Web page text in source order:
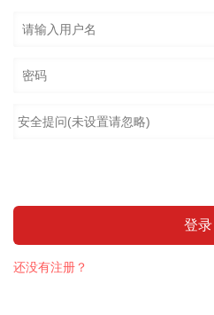
安全提问(未设置请忽略)
登录
还没有注册？